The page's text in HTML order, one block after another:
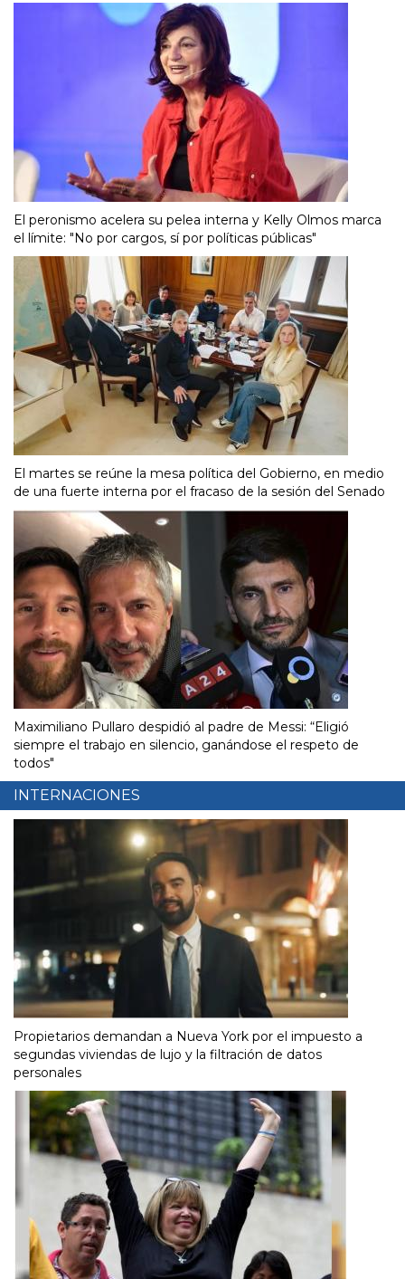
El peronismo acelera su pelea interna y Kelly Olmos marca
el límite: "No por cargos, sí por políticas públicas"
El martes se reúne la mesa política del Gobierno, en medio
de una fuerte interna por el fracaso de la sesión del Senado
Maximiliano Pullaro despidió al padre de Messi: “Eligió
siempre el trabajo en silencio, ganándose el respeto de
todos"
INTERNACIONES
Propietarios demandan a Nueva York por el impuesto a
segundas viviendas de lujo y la filtración de datos
personales